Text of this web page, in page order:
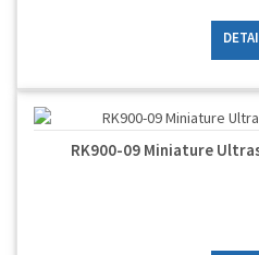
RK900-09 Miniature